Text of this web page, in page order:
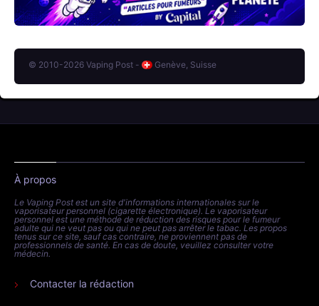
© 2010-2026 Vaping Post - Genève, Suisse
À propos
Le Vaping Post est un site d'informations internationales sur le
vaporisateur personnel (cigarette électronique). Le vaporisateur
personnel est une méthode de réduction des risques pour le fumeur
adulte qui ne veut pas ou qui ne peut pas arrêter le tabac. Les propos
tenus sur ce site, sauf cas contraire, ne proviennent pas de
professionnels de santé. En cas de doute, veuillez consulter votre
médecin.
Contacter la rédaction